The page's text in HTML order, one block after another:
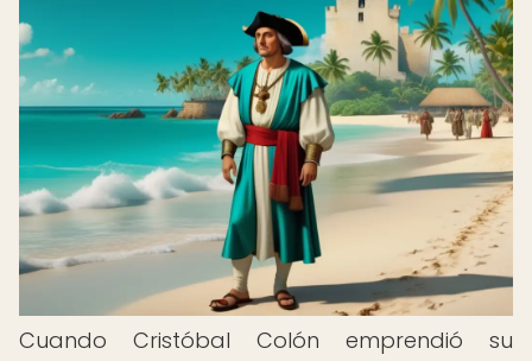
Cuando Cristóbal Colón emprendió su